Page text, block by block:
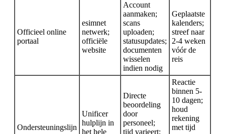
Officieel online
portaal
esimnet
netwerk;
officiële
website
Account
aanmaken;
scans
uploaden;
statusupdates;
documenten
wisselen
indien nodig
Geplaatste
kalenders;
streef naar
2-4 weken
vóór de
reis
Ondersteuningslijn
Unificer
hulplijn in
het hele
Directe
beoordeling
door
personeel;
tijd varieert;
Reactie
binnen 5-
10 dagen;
houd
rekening
met tijd